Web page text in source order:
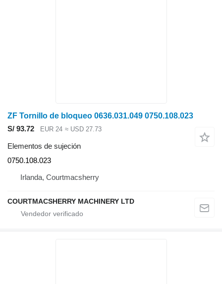
ZF Tornillo de bloqueo 0636.031.049 0750.108.023
S/ 93.72
EUR 24 ≈ USD 27.73
Elementos de sujeción
0750.108.023
Irlanda, Courtmacsherry
COURTMACSHERRY MACHINERY LTD